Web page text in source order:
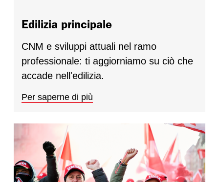
Edilizia principale
CNM e sviluppi attuali nel ramo
professionale: ti aggiorniamo su ciò che
accade nell'edilizia.
Per saperne di più